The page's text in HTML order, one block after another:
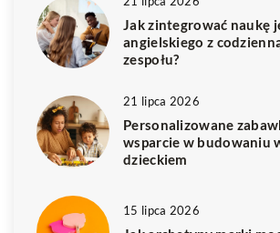
Jak zintegrować naukę
angielskiego z
zespołu?
21 lipca 2026
Personalizowane
wsparcie w budowaniu
dzieckiem
15 lipca 2026